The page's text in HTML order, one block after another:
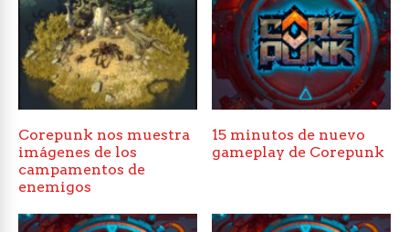
Corepunk nos muestra
imágenes de los
campamentos de
enemigos
15 minutos de nuevo
gameplay de Corepunk